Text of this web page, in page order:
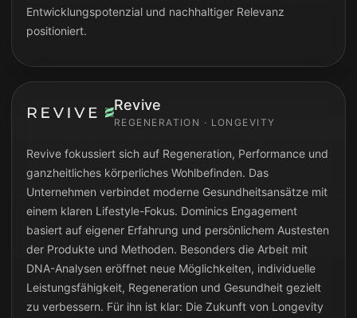
Entwicklungspotenzial und nachhaltiger Relevanz
positioniert.
Revive
REGENERATION · LONGEVITY
Revive fokussiert sich auf Regeneration, Performance und
ganzheitliches körperliches Wohlbefinden. Das
Unternehmen verbindet moderne Gesundheitsansätze mit
einem klaren Lifestyle-Fokus. Dominics Engagement
basiert auf eigener Erfahrung und persönlichem Austesten
der Produkte und Methoden. Besonders die Arbeit mit
DNA-Analysen eröffnet neue Möglichkeiten, individuelle
Leistungsfähigkeit, Regeneration und Gesundheit gezielt
zu verbessern. Für ihn ist klar: Die Zukunft von Longevity